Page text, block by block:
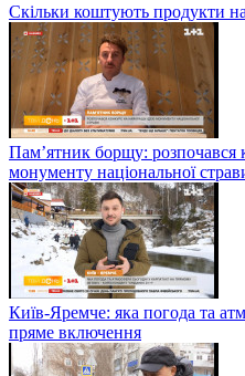
Скільки коштують продукти
Пам’ятник борщу: розпочався
монументу національної
Київ-Яремче: яка погода та
пряме включення